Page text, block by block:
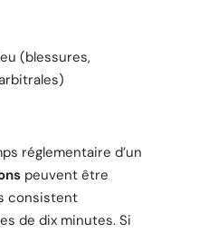
(blessures,
réglementaire d’un
peuvent être
consistent
de dix minutes. Si